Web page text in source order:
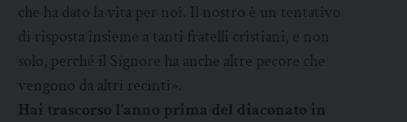
che ha dato la vita per noi. Il nostro è un tentativo
di risposta insieme a tanti fratelli cristiani, e non
solo, perché il Signore ha anche altre pecore che
vengono da altri recinti».
Hai trascorso l’anno prima del diaconato in